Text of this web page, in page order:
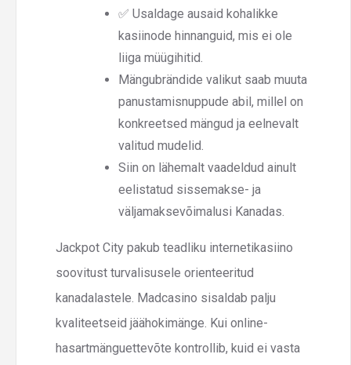
✅ Usaldage ausaid kohalikke
kasiinode hinnanguid, mis ei ole
liiga müügihitid.
Mängubrändide valikut saab muuta
panustamisnuppude abil, millel on
konkreetsed mängud ja eelnevalt
valitud mudelid.
Siin on lähemalt vaadeldud ainult
eelistatud sissemakse- ja
väljamaksevõimalusi Kanadas.
Jackpot City pakub teadliku internetikasiino
soovitust turvalisusele orienteeritud
kanadalastele. Madcasino sisaldab palju
kvaliteetseid jäähokimänge. Kui online-
hasartmänguettevõte kontrollib, kuid ei vasta